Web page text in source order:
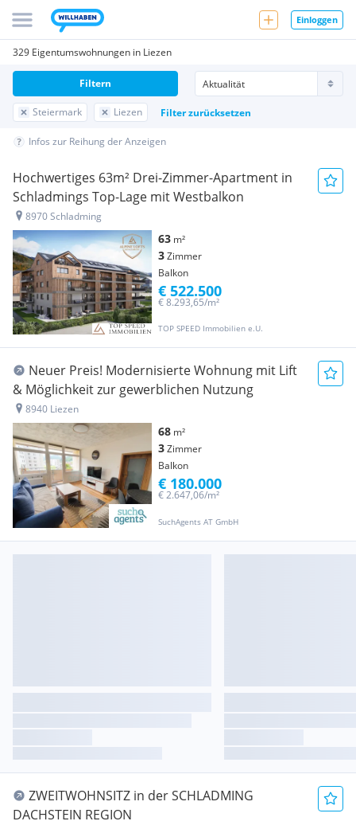
Einloggen
329 Eigentumswohnungen in Liezen
Steiermark Liezen Filter zurücksetzen
Filtern
Infos zur Reihung der Anzeigen
Hochwertiges 63m² Drei-Zimmer-Apartment in
Schladmings Top-Lage mit Westbalkon
8970 Schladming
63 m²
3Zimmer
Balkon
TOP SPEED Immobilien e.U.
€ 8.293,65/m²
€ 522.500
Neuer Preis! Modernisierte Wohnung mit Lift
& Möglichkeit zur gewerblichen Nutzung
8940 Liezen
68 m²
3Zimmer
Balkon
SuchAgents AT GmbH
€ 2.647,06/m²
€ 180.000
ZWEITWOHNSITZ in der SCHLADMING
DACHSTEIN REGION